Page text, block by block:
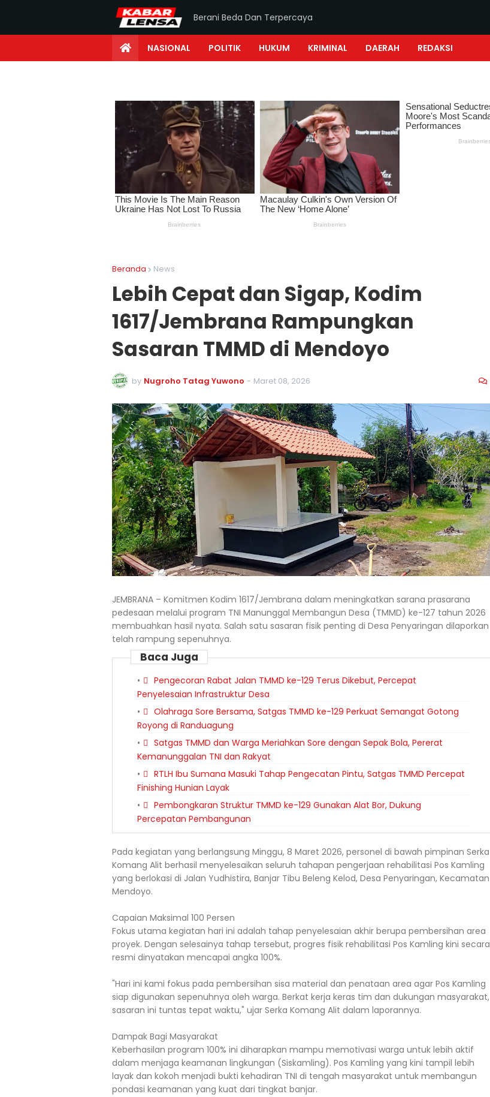
Berani Beda Dan Terpercaya
NASIONAL POLITIK HUKUM KRIMINAL DAERAH REDAKSI
Beranda News
Lebih Cepat dan Sigap, Kodim
1617/Jembrana Rampungkan
Sasaran TMMD di Mendoyo
by Nugroho Tatag Yuwono - Maret 08, 2026
JEMBRANA – Komitmen Kodim 1617/Jembrana dalam meningkatkan sarana prasarana
pedesaan melalui program TNI Manunggal Membangun Desa (TMMD) ke-127 tahun 2026
membuahkan hasil nyata. Salah satu sasaran fisik penting di Desa Penyaringan dilaporkan
telah rampung sepenuhnya.
Baca Juga
Pengecoran Rabat Jalan TMMD ke-129 Terus Dikebut, Percepat
Penyelesaian Infrastruktur Desa
Olahraga Sore Bersama, Satgas TMMD ke-129 Perkuat Semangat Gotong
Royong di Randuagung
Satgas TMMD dan Warga Meriahkan Sore dengan Sepak Bola, Pererat
Kemanunggalan TNI dan Rakyat
RTLH Ibu Sumana Masuki Tahap Pengecatan Pintu, Satgas TMMD Percepat
Finishing Hunian Layak
Pembongkaran Struktur TMMD ke-129 Gunakan Alat Bor, Dukung
Percepatan Pembangunan
Pada kegiatan yang berlangsung Minggu, 8 Maret 2026, personel di bawah pimpinan Serka
Komang Alit berhasil menyelesaikan seluruh tahapan pengerjaan rehabilitasi Pos Kamling
yang berlokasi di Jalan Yudhistira, Banjar Tibu Beleng Kelod, Desa Penyaringan, Kecamatan
Mendoyo.
Capaian Maksimal 100 Persen
Fokus utama kegiatan hari ini adalah tahap penyelesaian akhir berupa pembersihan area
proyek. Dengan selesainya tahap tersebut, progres fisik rehabilitasi Pos Kamling kini secara
resmi dinyatakan mencapai angka 100%.
"Hari ini kami fokus pada pembersihan sisa material dan penataan area agar Pos Kamling
siap digunakan sepenuhnya oleh warga. Berkat kerja keras tim dan dukungan masyarakat,
sasaran ini tuntas tepat waktu," ujar Serka Komang Alit dalam laporannya.
Dampak Bagi Masyarakat
Keberhasilan program 100% ini diharapkan mampu memotivasi warga untuk lebih aktif
dalam menjaga keamanan lingkungan (Siskamling). Pos Kamling yang kini tampil lebih
layak dan kokoh menjadi bukti kehadiran TNI di tengah masyarakat untuk membangun
pondasi keamanan yang kuat dari tingkat banjar.